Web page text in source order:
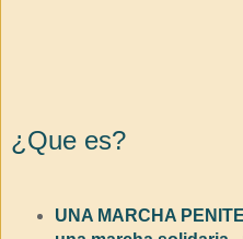
¿Que es?
UNA MARCHA